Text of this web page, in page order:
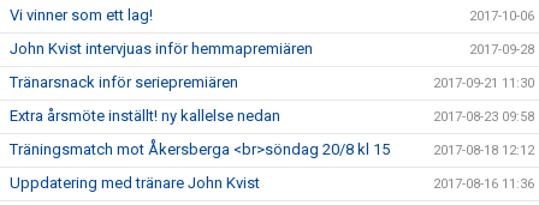
Vi vinner som ett lag! 2017-10-06
John Kvist intervjuas inför hemmapremiären 2017-09-28
Tränarsnack inför seriepremiären 2017-09-21 11:30
Extra årsmöte inställt! ny kallelse nedan 2017-08-23 09:58
Träningsmatch mot Åkersberga <br>söndag 20/8 kl 15 2017-08-18 12:12
Uppdatering med tränare John Kvist 2017-08-16 11:36